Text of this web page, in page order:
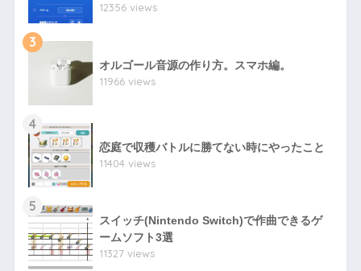
12356 views
3
オルゴール音源の作り方。スマホ編。
11966 views
4
恋庭で収穫バトルに勝てない時にやったこと
11404 views
5
スイッチ(Nintendo Switch)で作曲できるゲ
ームソフト3選
11327 views